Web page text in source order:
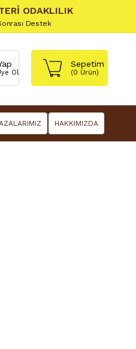
ODAKLILIK
Destek
Ol
Sepetim
(0 Ürün)
HAKKIMIZDA